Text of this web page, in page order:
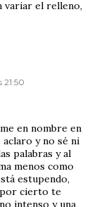
variar el relleno,
21:50
en nombre en
aclaro y no sé ni
palabras y al
menos como
estupendo,
por cierto te
intenso y una